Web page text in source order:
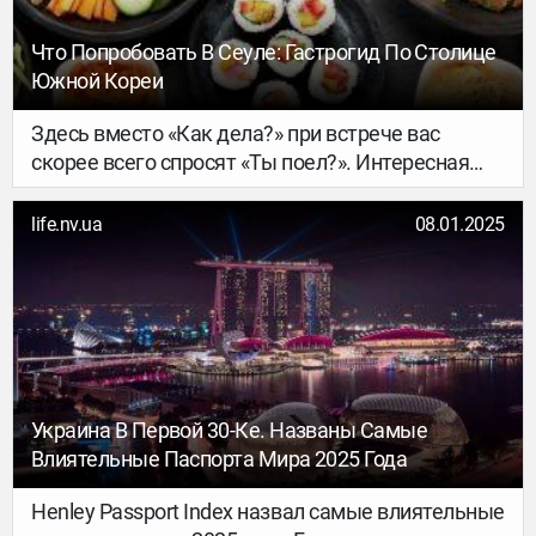
Что Попробовать В Сеуле: Гастрогид По Столице
Южной Кореи
Здесь вместо «Как дела?» при встрече вас
скорее всего спросят «Ты поел?». Интересная
культурная особенность, которая показывает,
насколько важное место еда занимает в жизни
корейцев. В общем, приготовьтесь: остаться
голодными в Сеуле не получится.
life.nv.ua 08.01.2025
Украина В Первой 30-Ке. Названы Самые
Влиятельные Паспорта Мира 2025 Года
Henley Passport Index назвал самые влиятельные